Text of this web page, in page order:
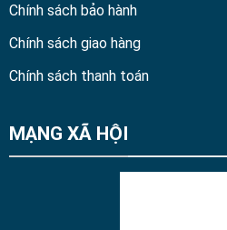
Chính sách bảo hành
Chính sách giao hàng
Chính sách thanh toán
MẠNG XÃ HỘI